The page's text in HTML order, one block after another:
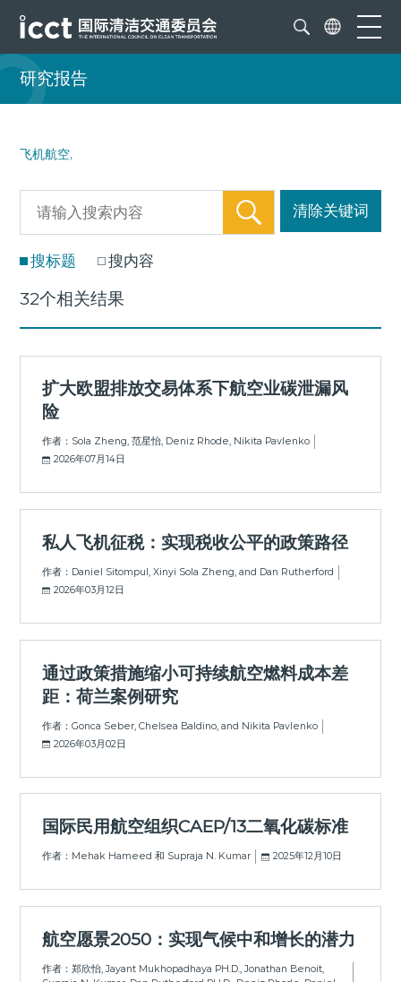
研究报告
飞机航空,
清除关键词
搜标题 搜内容
32个相关结果
扩大欧盟排放交易体系下航空业碳泄漏风
险
作者：Sola Zheng, 范星怡, Deniz Rhode, Nikita Pavlenko
2026年07月14日
私人飞机征税：实现税收公平的政策路径
作者：Daniel Sitompul, Xinyi Sola Zheng, and Dan Rutherford
2026年03月12日
通过政策措施缩小可持续航空燃料成本差
距：荷兰案例研究
作者：Gonca Seber, Chelsea Baldino, and Nikita Pavlenko
2026年03月02日
国际民用航空组织CAEP/13二氧化碳标准
作者：Mehak Hameed 和 Supraja N. Kumar 2025年12月10日
航空愿景2050：实现气候中和增长的潜力
作者：郑欣怡, Jayant Mukhopadhaya PH.D., Jonathan Benoit,